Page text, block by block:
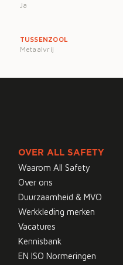
Ja
TUSSENZOOL
Metaalvrij
OVER ALL SAFETY
Waarom All Safety
Over ons
Duurzaamheid & MVO
Werkkleding merken
Vacatures
Kennisbank
EN ISO Normeringen